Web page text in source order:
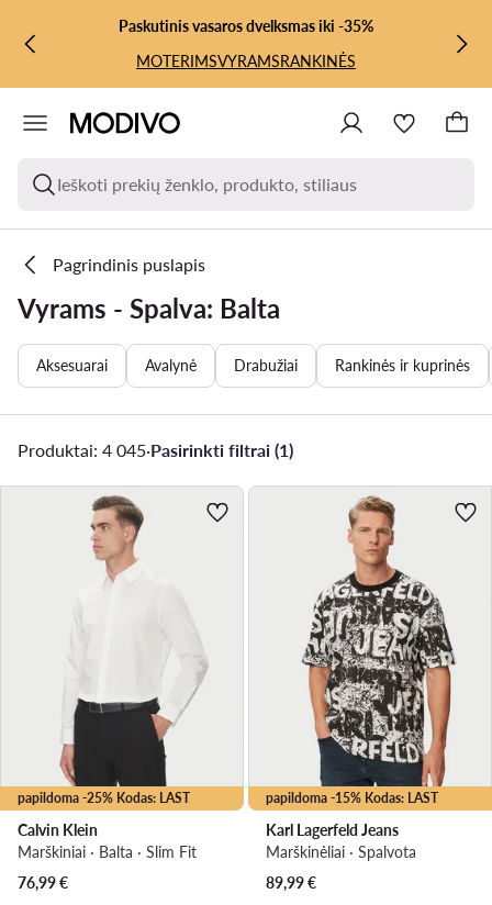
PEREITI PRIE PAGRINDINIO TURINIO
PEREITI Į PAIEŠKĄPaskutinis vasaros dvelksmas iki -35%
MOTERIMSVYRAMSRANKINĖS
Ieškoti prekių ženklo, produkto, stiliaus
Pagrindinis puslapis
Vyrams - Spalva: Balta
Aksesuarai Avalynė Drabužiai Rankinės ir kuprinės
Produktai: 4 045·Pasirinkti filtrai (1)
papildoma -25% Kodas: LAST
Calvin Klein
Marškiniai · Balta · Slim Fit
76,99€
papildoma -15% Kodas: LAST
Karl Lagerfeld Jeans
Marškinėliai · Spalvota
89,99€